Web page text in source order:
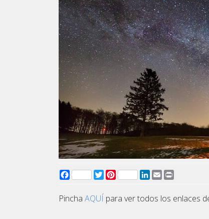
FacebookTwitterPinterest LinkedIn
Email
Pincha AQUÍ para ver todos los enlaces